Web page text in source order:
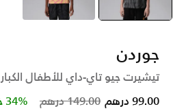
جوردن
تيشيرت جيو تاي-داي للأطفال الكبار
Price reduced from
149.00 درهم to 99.00 درهم 34% خصم